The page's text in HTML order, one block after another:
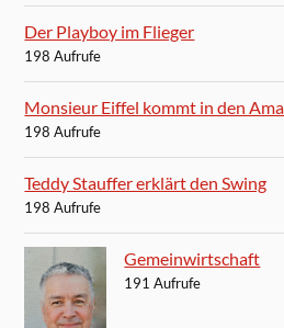
Der Playboy im Flieger
198 Aufrufe
Monsieur Eiffel kommt in den
198 Aufrufe
Teddy Stauffer erklärt den Swing
198 Aufrufe
Gemeinwirtschaft
191 Aufrufe